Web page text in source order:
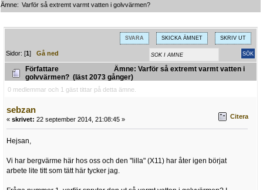
Ämne: Varför så extremt varmt vatten i golvvärmen?
SVARA SKICKA ÄMNET SKRIV UT
Sidor: [1]Gå ned
Författare
Ämne: Varför så extremt varmt vatten i
golvvärmen? (läst 2073 gånger)
0 medlemmar och 1 gäst tittar på detta ämne.
sebzan
« skrivet: 22 september 2014, 21:08:45 » Citera
Hejsan,
Vi har bergvärme här hos oss och den "lilla" (X11) har åter igen börjat
arbete lite titt som tätt här tycker jag.